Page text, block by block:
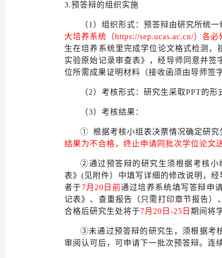
3.预答辩的组织实施
（1）组织形式：预答辩由研究所统
大培养系统（https://sep.ucas.ac.cn/）各
生在培养系统里完成学位论文格式检测
实验原始记录审查表》
，经导师同意并签
位所需成果证明材料（接收函须由导师签
（2） 考核形式：研究生采取PPT的形
（3） 考核结果：
① 根据考核小组表决票情况确定研
结果为不合格，终止申请同批次学位论文
②通过预答辩的研究生须根据考核小
表》(见附件）中填写详细的修改说明，
者于7月 20 日前通过培养系统填写答辩申
记表》、查重报告（只需打印章节报告）
合格后研究生处将于7月 20 日 -25 日 期间将
③未通过预答辩的研究生，须根据考
审阅认可后，可申请下一批次预答辩。连